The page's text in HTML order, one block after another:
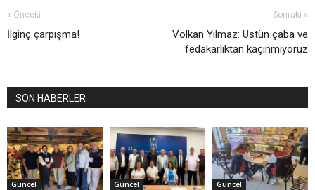
« Önceki
İlginç çarpışma!
Sonraki »
Volkan Yılmaz: Üstün çaba ve
fedakarlıktan kaçınmıyoruz
SON HABERLER
Güncel Güncel Güncel